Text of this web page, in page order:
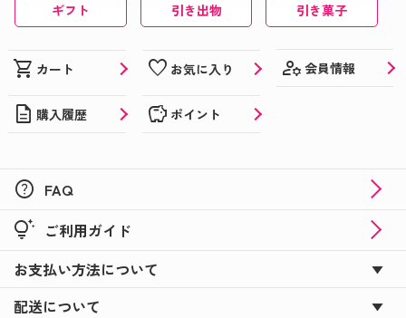
ギフト 引き出物 引き菓子
shopping_cart カート favorite お気に入り manage_accounts 会員情報
description 購入履歴 savings ポイント
help FAQ
tips_and_updates ご利用ガイド
お支払い方法について
配送について